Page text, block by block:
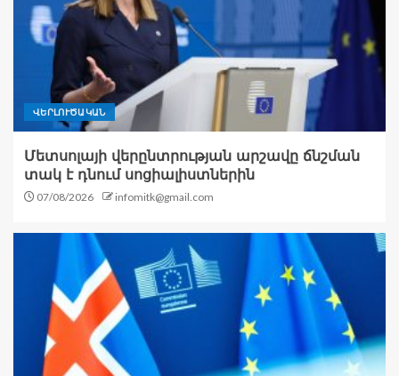
ՎԵՐԼՈՒԾԱԿԱՆ
Մետսոլայի վերընտրության արշավը ճնշման
տակ է դնում սոցիալիստներին
07/08/2026 infomitk@gmail.com